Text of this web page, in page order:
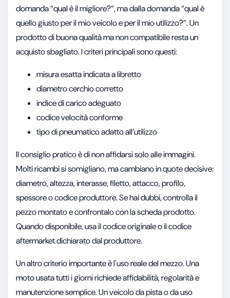
domanda “qual è il migliore?”, ma dalla domanda “qual è
quello giusto per il mio veicolo e per il mio utilizzo?”. Un
prodotto di buona qualità ma non compatibile resta un
acquisto sbagliato. I criteri principali sono questi:
misura esatta indicata a libretto
diametro cerchio corretto
indice di carico adeguato
codice velocità conforme
tipo di pneumatico adatto all’utilizzo
Il consiglio pratico è di non affidarsi solo alle immagini.
Molti ricambi si somigliano, ma cambiano in quote decisive:
diametro, altezza, interasse, filetto, attacco, profilo,
spessore o codice produttore. Se hai dubbi, controlla il
pezzo montato e confrontalo con la scheda prodotto.
Quando disponibile, usa il codice originale o il codice
aftermarket dichiarato dal produttore.
Un altro criterio importante è l'uso reale del mezzo. Una
moto usata tutti i giorni richiede affidabilità, regolarità e
manutenzione semplice. Un veicolo da pista o da uso